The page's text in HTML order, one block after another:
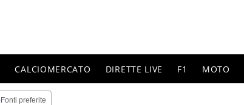
CALCIOMERCATO DIRETTE LIVE F1 MOTO
Fonti preferite